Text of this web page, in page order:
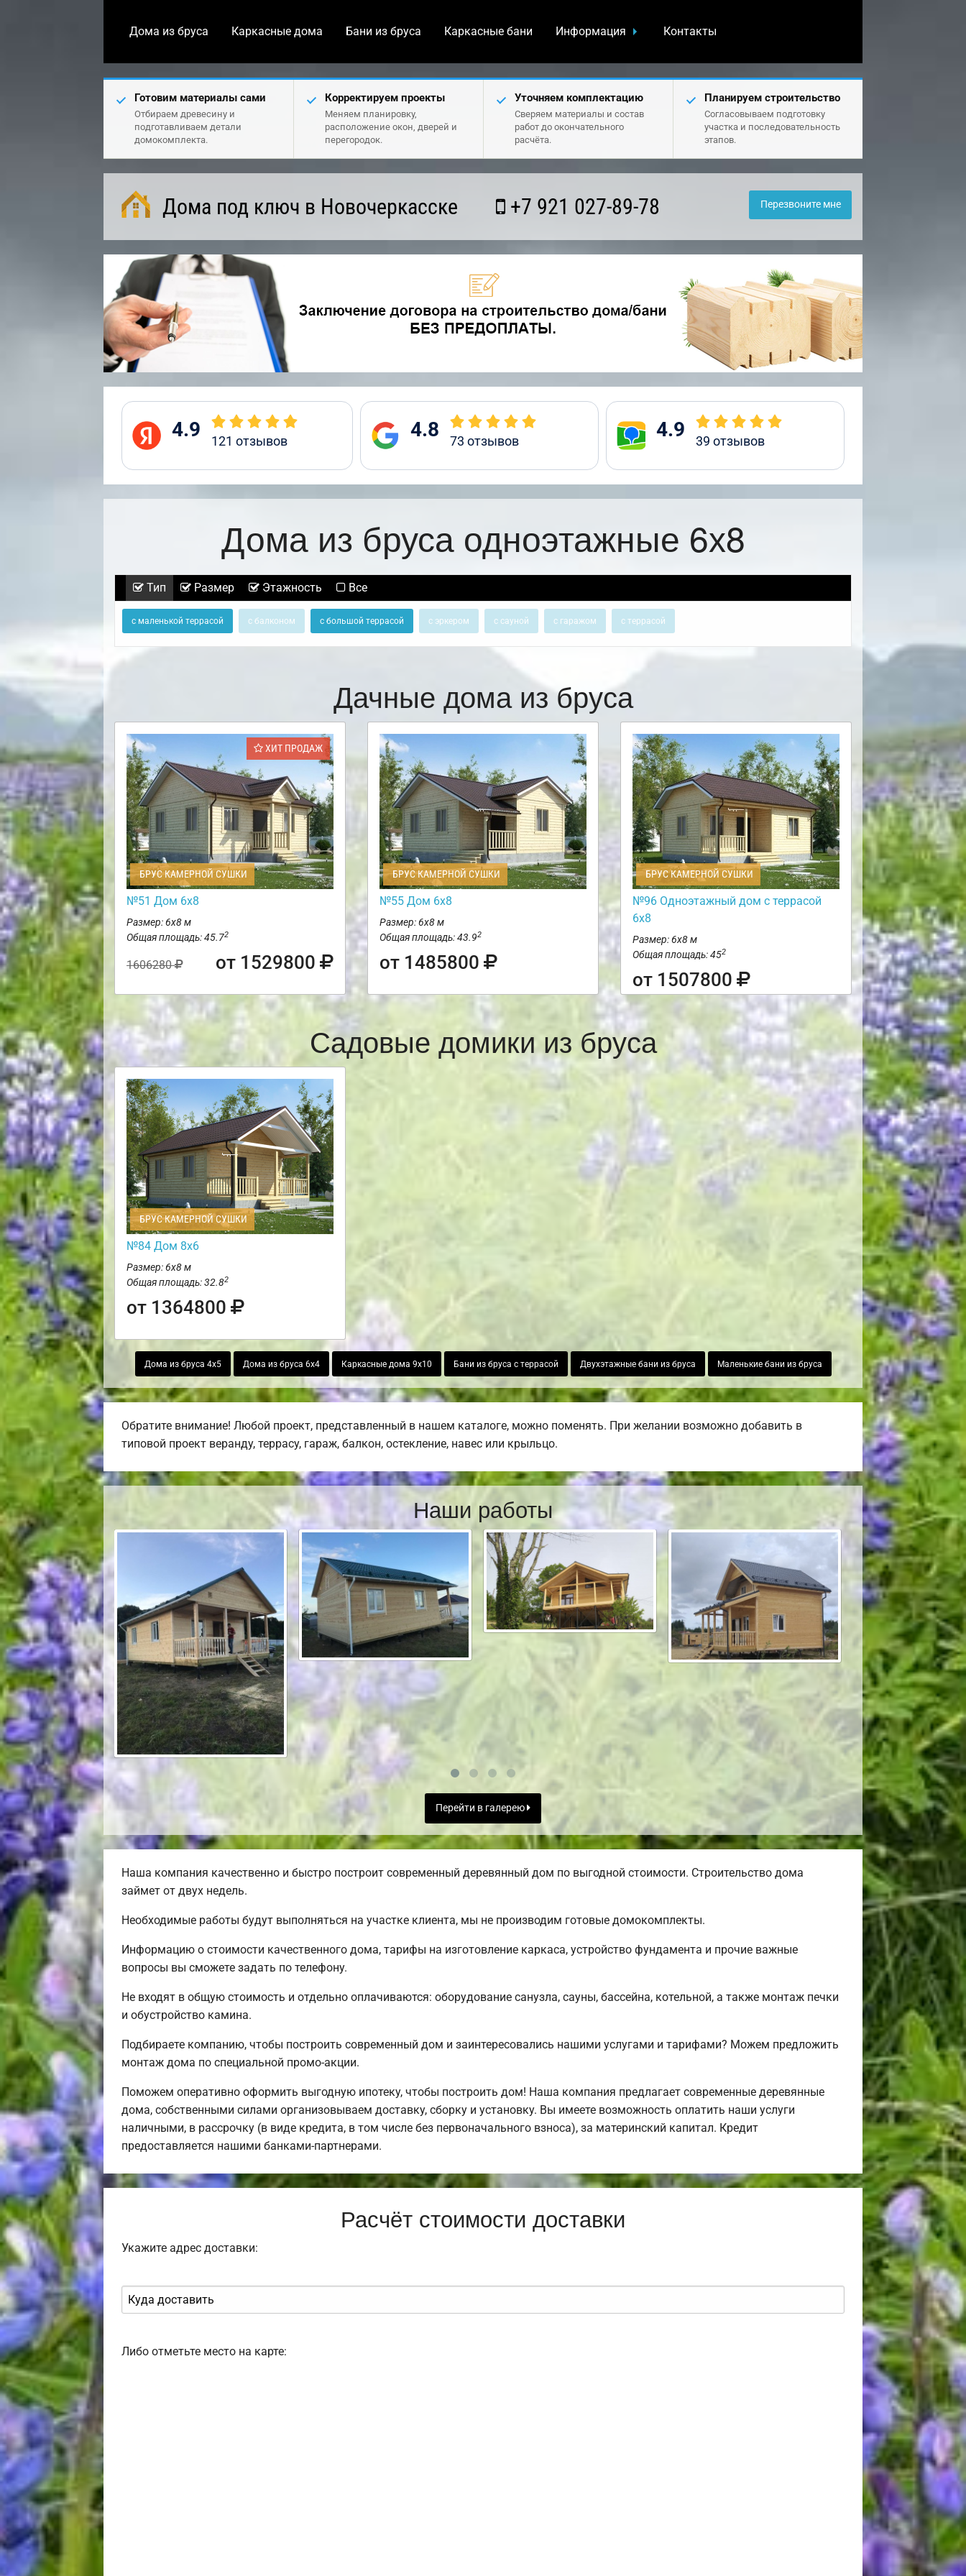
Дома из бруса Каркасные дома Бани из бруса Каркасные бани Информация Контакты
Готовим материалы сами
Отбираем древесину и
подготавливаем детали
домокомплекта.
Корректируем проекты
Меняем планировку,
расположение окон, дверей и
перегородок.
Уточняем комплектацию
Сверяем материалы и состав
работ до окончательного
расчёта.
Планируем строительство
Согласовываем подготовку
участка и последовательность
этапов.
Дома под ключ в Новочеркасске +7 921 027-89-78 Перезвоните мне
4.9 121 отзывов 4.8 73 отзывов 4.9 39 отзывов
Дома из бруса одноэтажные 6х8
Тип Размер Этажность Все
с маленькой террасой с балконом с большой террасой с эркером с сауной с гаражом с террасой
Дачные дома из бруса
ХИТ ПРОДАЖ
БРУС КАМЕРНОЙ СУШКИ
№51 Дом 6х8
Размер: 6х8 м
Общая площадь: 45.72
1606280 от 1529800
БРУС КАМЕРНОЙ СУШКИ
№55 Дом 6х8
Размер: 6х8 м
Общая площадь: 43.92
от 1485800
БРУС КАМЕРНОЙ СУШКИ
№96 Одноэтажный дом с террасой
6х8
Размер: 6х8 м
Общая площадь: 452
от 1507800
Садовые домики из бруса
БРУС КАМЕРНОЙ СУШКИ
№84 Дом 8х6
Размер: 6х8 м
Общая площадь: 32.82
от 1364800
Дома из бруса 4х5 Дома из бруса 6х4 Каркасные дома 9х10 Бани из бруса с террасой Двухэтажные бани из бруса Маленькие бани из бруса
Обратите внимание! Любой проект, представленный в нашем каталоге, можно поменять. При желании возможно добавить в
типовой проект веранду, террасу, гараж, балкон, остекление, навес или крыльцо.
Наши работы
Перейти в галерею
Наша компания качественно и быстро построит современный деревянный дом по выгодной стоимости. Строительство дома
займет от двух недель.
Необходимые работы будут выполняться на участке клиента, мы не производим готовые домокомплекты.
Информацию о стоимости качественного дома, тарифы на изготовление каркаса, устройство фундамента и прочие важные
вопросы вы сможете задать по телефону.
Не входят в общую стоимость и отдельно оплачиваются: оборудование санузла, сауны, бассейна, котельной, а также монтаж печки
и обустройство камина.
Подбираете компанию, чтобы построить современный дом и заинтересовались нашими услугами и тарифами? Можем предложить
монтаж дома по специальной промо-акции.
Поможем оперативно оформить выгодную ипотеку, чтобы построить дом! Наша компания предлагает современные деревянные
дома, собственными силами организовываем доставку, сборку и установку. Вы имеете возможность оплатить наши услуги
наличными, в рассрочку (в виде кредита, в том числе без первоначального взноса), за материнский капитал. Кредит
предоставляется нашими банками-партнерами.
Расчёт стоимости доставки
Укажите адрес доставки:
Либо отметьте место на карте: